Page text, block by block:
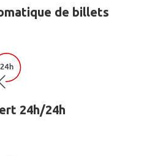
de billets
24h/24h